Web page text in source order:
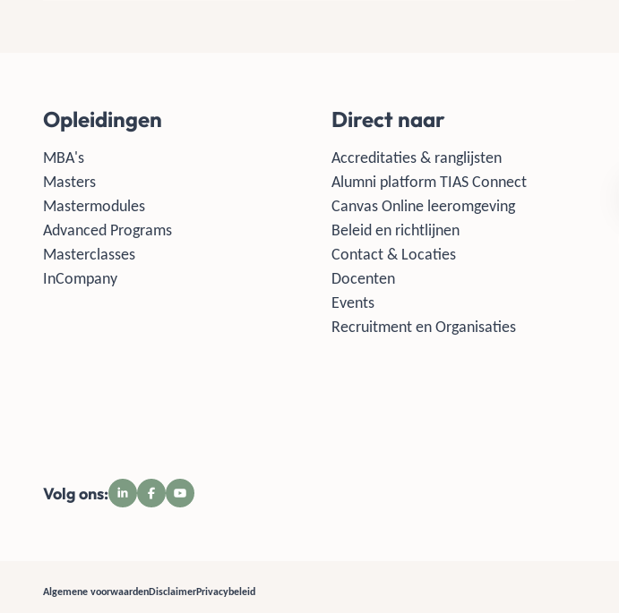
Opleidingen
MBA's
Masters
Mastermodules
Advanced Programs
Masterclasses
InCompany
Direct naar
Accreditaties & ranglijsten
Alumni platform TIAS Connect
Canvas Online leeromgeving
Beleid en richtlijnen
Contact & Locaties
Docenten
Events
Recruitment en Organisaties
Volg ons:
Algemene voorwaardenDisclaimerPrivacybeleid